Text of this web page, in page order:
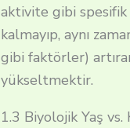
aktivite gibi spesifik
kalmayıp, aynı
gibi faktörler)
yükseltmektir.
1.3 Biyolojik Yaş vs.